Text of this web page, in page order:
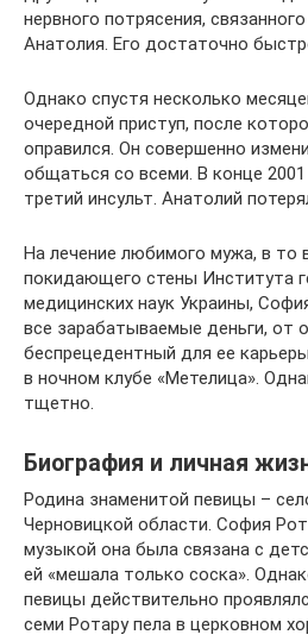
нервного потрясения,
Анатолия. Его достаточно
Однако спустя несколько
очередной приступ, после
оправился. Он совершенно
общаться со всеми. В конце
третий инсульт. Анатолий
На лечение любимого мужа, в то
покидающего стены Института
медицинских наук Украины,
все зарабатываемые деньги, от
беспрецедентный для ее
в ночном клубе «Метелица».
тщетно.
Биография и личная
Родина знаменитой певицы –
Черновицкой области. София
музыкой она была связана с
ей «мешала только соска».
певицы действительно
семи Ротару пела в церковном